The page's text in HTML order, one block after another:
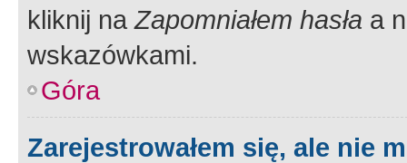
kliknij naZapomniałem hasła a
wskazówkami.
Góra
Zarejestrowałem się, ale nie